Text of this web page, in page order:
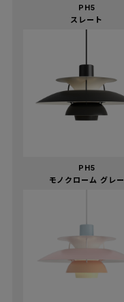
PH5
スレート
PH5
モノクローム グレー